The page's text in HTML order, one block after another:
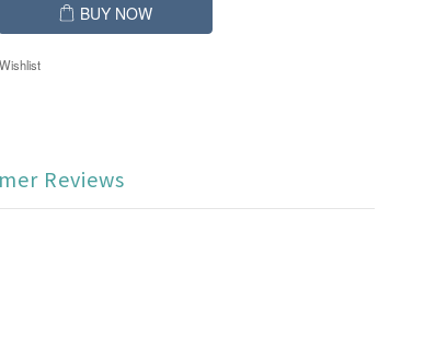
BUY NOW
Reviews